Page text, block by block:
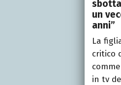
un
anni”
La
critico
in tv